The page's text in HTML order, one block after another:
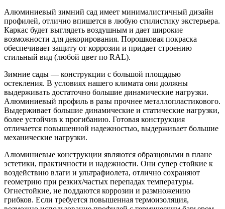
Алюминиевый зимний сад имеет минималистичный дизайн
профилей, отлично впишется в любую стилистику экстерьера.
Каркас будет выглядеть воздушным и дает широкие
возможности для декорирования. Порошковая покраска
обеспечивает защиту от коррозии и придает строению
стильный вид (любой цвет по RAL).
Зимние сады — конструкции с большой площадью
остекления. В условиях нашего климата они должны
выдерживать достаточно большие динамические нагрузки.
Алюминиевый профиль в разы прочнее металлопластикового.
Выдерживает большие динамические и статические нагрузки,
более устойчив к прогибанию. Готовая конструкция
отличается повышенной надежностью, выдерживает большие
механические нагрузки.
Алюминиевые конструкции являются образцовыми в плане
эстетики, практичности и надежности. Они супер стойкие к
воздействию влаги и ультрафиолета, отлично сохраняют
геометрию при резких/частых перепадах температуры.
Огнестойкие, не поддаются коррозии и размножению
грибков. Если требуется повышенная термоизоляция,